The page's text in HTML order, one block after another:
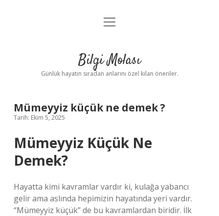
Anasayfa
Yasal Uyarı
menüyü
Bilgi Molası
Günlük hayatın sıradan anlarını özel kılan öneriler.
Mümeyyiz küçük ne demek ?
Tarih: Ekim 5, 2025
Mümeyyiz Küçük Ne
Demek?
Hayatta kimi kavramlar vardır ki, kulağa yabancı
gelir ama aslında hepimizin hayatında yeri vardır.
“Mümeyyiz küçük” de bu kavramlardan biridir. İlk